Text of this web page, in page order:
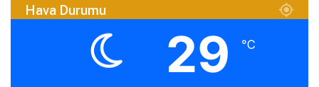
Hava Durumu
29 ℃